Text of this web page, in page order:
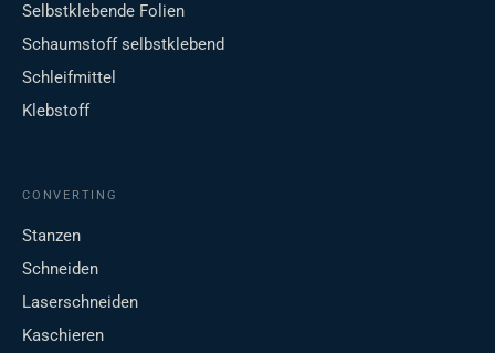
Selbstklebende Folien
Schaumstoff selbstklebend
Schleifmittel
Klebstoff
CONVERTING
Stanzen
Schneiden
Laserschneiden
Kaschieren